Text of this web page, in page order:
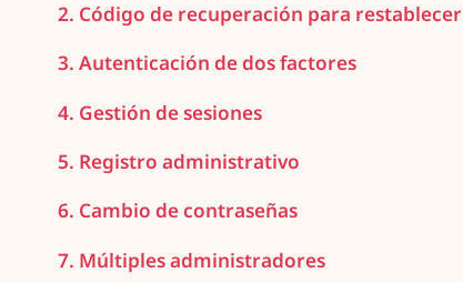
2. Código de recuperación para
3. Autenticación de dos factores
4. Gestión de sesiones
5. Registro administrativo
6. Cambio de contraseñas
7. Múltiples administradores